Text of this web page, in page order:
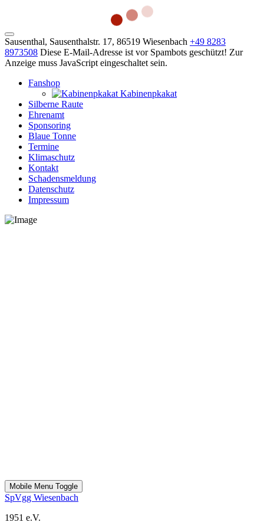
Sausenthal, Sausenthalstr. 17, 86519 Wiesenbach +49 8283
8973508 Diese E-Mail-Adresse ist vor Spambots geschützt! Zur
Anzeige muss JavaScript eingeschaltet sein.
Fanshop
Kabinenpkakat
Silberne Raute
Ehrenamt
Sponsoring
Blaue Tonne
Termine
Klimaschutz
Kontakt
Schadensmeldung
Datenschutz
Impressum
Mobile Menu Toggle
SpVgg Wiesenbach
1951 e.V.